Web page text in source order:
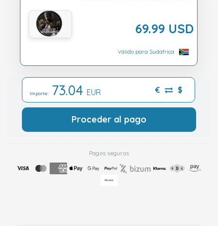
69.99 USD
Válido para Sudafrica
Importe: 73.04 EUR € $
Proceder al pago
Pagos seguros